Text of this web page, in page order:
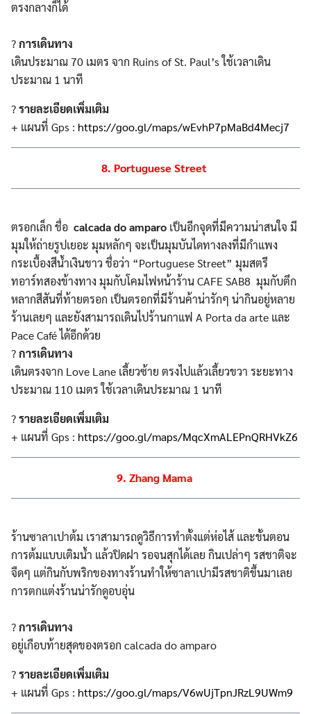
ตรงกลางก็ได้
?การเดินทาง
เดินประมาณ 70 เมตร จาก Ruins of St. Paul’s ใช้เวลาเดิน
ประมาณ 1 นาที
?รายละเอียดเพิ่มเติม
+ แผนที่ Gps : https://goo.gl/maps/wEvhP7pMaBd4Mecj7
8. Portuguese Street
ตรอกเล็ก ชื่อ calcada do amparo เป็นอีกจุดที่มีความน่าสนใจ มี
มุมให้ถ่ายรูปเยอะ มุมหลักๆ จะเป็นมุมบันไดทางลงที่มีกำแพง
กระเบื้องสีน้ำเงินขาว ชื่อว่า “Portuguese Street” มุมสตรี
ทอาร์ทสองข้างทาง มุมกับโคมไฟหน้าร้าน CAFE SAB8 มุมกับตึก
หลากสีสันที่ท้ายตรอก เป็นตรอกที่มีร้านค้าน่ารักๆ น่ากินอยู่หลาย
ร้านเลยๆ และยังสามารถเดินไปร้านกาแฟ A Porta da arte และ
Pace Café ได้อีกด้วย
?การเดินทาง
เดินตรงจาก Love Lane เลี้ยวซ้าย ตรงไปแล้วเลี้ยวขวา ระยะทาง
ประมาณ 110 เมตร ใช้เวลาเดินประมาณ 1 นาที
?รายละเอียดเพิ่มเติม
+ แผนที่ Gps : https://goo.gl/maps/MqcXmALEPnQRHVkZ6
9. Zhang Mama
ร้านซาลาเปาต้ม เราสามารถดูวิธีการทำตั้งแต่ห่อไส้ และขั้นตอน
การต้มแบบเติมน้ำ แล้วปิดฝา รอจนสุกได้เลย กินเปล่าๆ รสชาติจะ
จืดๆ แต่กินกับพริกของทางร้านทำให้ซาลาเปามีรสชาติขึ้นมาเลย
การตกแต่งร้านน่ารักดูอบอุ่น
?การเดินทาง
อยู่เกือบท้ายสุดของตรอก calcada do amparo
?รายละเอียดเพิ่มเติม
+ แผนที่ Gps : https://goo.gl/maps/V6wUjTpnJRzL9UWm9